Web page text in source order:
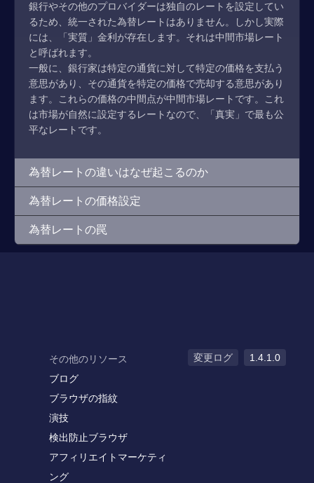
銀行やその他のプロバイダーは独自のレートを設定してい
るため、統一された為替レートはありません。しかし実際
には、「実質」金利が存在します。それは中間市場レート
と呼ばれます。
一般に、銀行家は特定の通貨に対して特定の価格を支払う
意思があり、その通貨を特定の価格で売却する意思があり
ます。これらの価格の中間点が中間市場レートです。これ
は市場が自然に設定するレートなので、「真実」で最も公
平なレートです。
為替レートの違いはなぜ起こるのか
為替レートの価格設定
為替レートの罠
その他のリソース
ブログ
ブラウザの指紋
演技
検出防止ブラウザ
アフィリエイトマーケティ
ング
変更ログ 1.4.1.0